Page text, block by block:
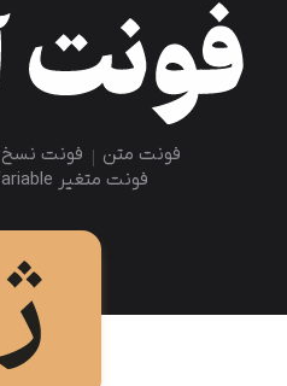
فونت متن فونت نسخ
فونت متغیر Variable